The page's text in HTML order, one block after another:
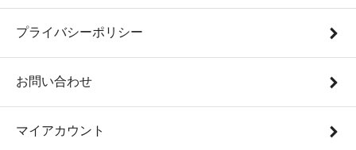
プライバシーポリシー
お問い合わせ
マイアカウント